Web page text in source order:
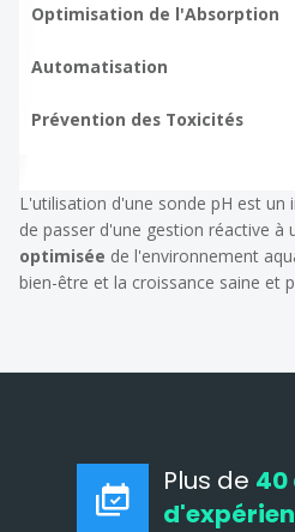
Optimisation de l'Absorption
Automatisation
Prévention des Toxicités
L'utilisation d'une sonde pH est
de passer d'une gestion réactive à
optimisée de l'environnement
bien-être et la croissance saine et
Plus de 40